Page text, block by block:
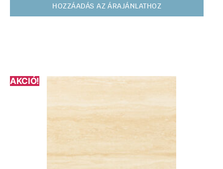
HOZZÁADÁS AZ ÁRAJÁNLATHOZ
AKCIÓ!